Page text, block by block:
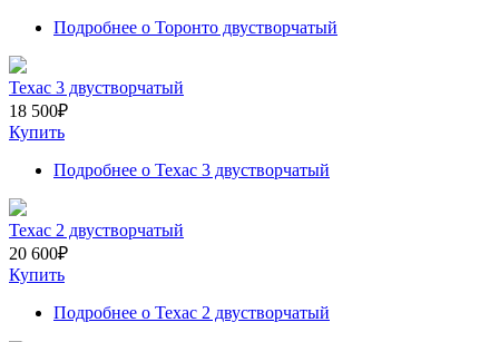
Подробнее о Торонто двустворчатый
Техас 3 двустворчатый
18 500₽
Купить
Подробнее о Техас 3 двустворчатый
Техас 2 двустворчатый
20 600₽
Купить
Подробнее о Техас 2 двустворчатый